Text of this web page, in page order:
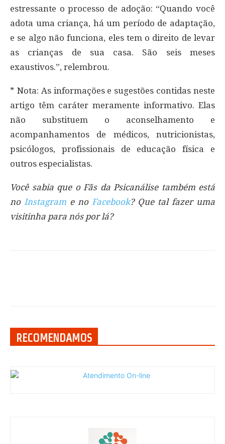
estressante o processo de adoção: “Quando você
adota uma criança, há um período de adaptação,
e se algo não funciona, eles tem o direito de levar
as crianças de sua casa. São seis meses
exaustivos.”, relembrou.
* Nota: As informações e sugestões contidas neste
artigo têm caráter meramente informativo. Elas
não substituem o aconselhamento e
acompanhamentos de médicos, nutricionistas,
psicólogos, profissionais de educação física e
outros especialistas.
Você sabia que o Fãs da Psicanálise também está
no Instagrame no Facebook? Que tal fazer uma
visitinha para nós por lá?
RECOMENDAMOS